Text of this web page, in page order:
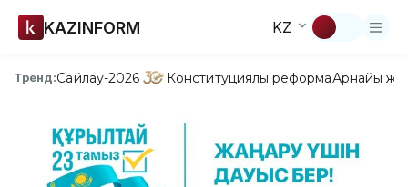
KAZINFORM KZ
Тренд:Сайлау-2026 Конституциялық реформаАрнайы